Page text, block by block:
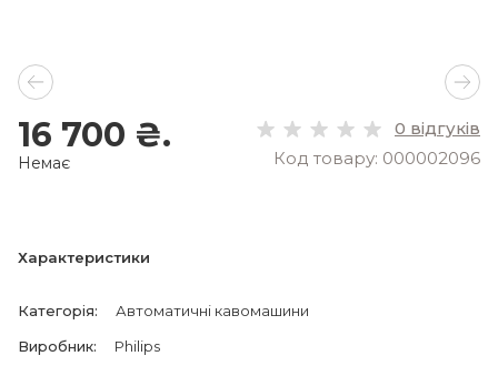
16 700 ₴.
Немає
0 відгуків
Код товару: 000002096
Характеристики
Категорія:
Автоматичні кавомашини
Виробник:
Philips